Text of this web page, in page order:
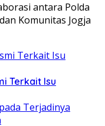
antara Polda
Komunitas Jogja
Terkait Isu